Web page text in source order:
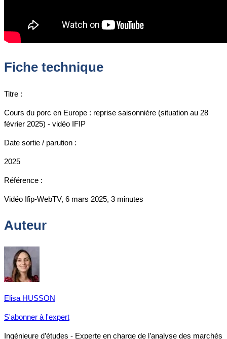
Fiche technique
Titre :
Cours du porc en Europe : reprise saisonnière (situation au 28
février 2025) - vidéo IFIP
Date sortie / parution :
2025
Référence :
Vidéo Ifip-WebTV, 6 mars 2025, 3 minutes
Auteur
Elisa HUSSON
S'abonner à l'expert
Ingénieure d’études - Experte en charge de l’analyse des marchés